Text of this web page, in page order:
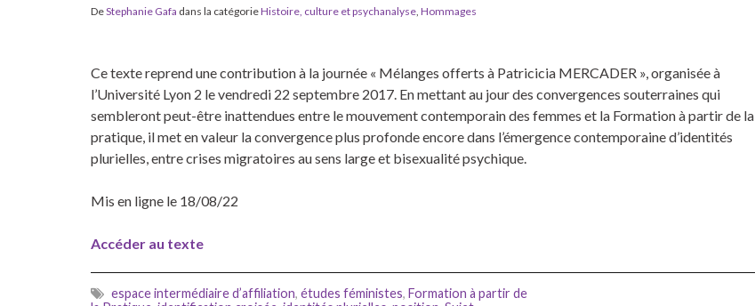
DeStephanie Gafa dans la catégorieHistoire, culture et psychanalyse Hommages
Ce texte reprend une contribution à la journée « Mélanges offerts à Patricicia MERCADER », organisée à
l’Université Lyon 2 le vendredi 22 septembre 2017. En mettant au jour des convergences souterraines qui
sembleront peut-être inattendues entre le mouvement contemporain des femmes et la Formation à partir de la
pratique, il met en valeur la convergence plus profonde encore dans l’émergence contemporaine d’identités
plurielles, entre crises migratoires au sens large et bisexualité psychique.
Mis en ligne le 18/08/22
Accéder au texte
espace intermédiaire d’affiliation, études féministes, Formation à partir de